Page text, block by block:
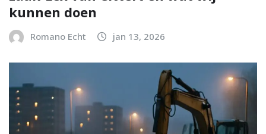
kunnen doen
Romano Echt jan 13, 2026